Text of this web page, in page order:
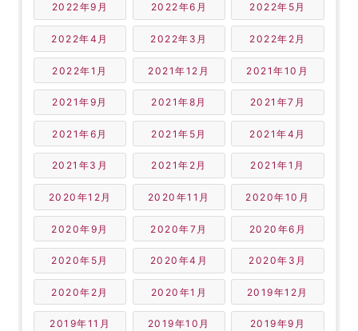
2022年9月 2022年6月 2022年5月
2022年4月 2022年3月 2022年2月
2022年1月 2021年12月 2021年10月
2021年9月 2021年8月 2021年7月
2021年6月 2021年5月 2021年4月
2021年3月 2021年2月 2021年1月
2020年12月 2020年11月 2020年10月
2020年9月 2020年7月 2020年6月
2020年5月 2020年4月 2020年3月
2020年2月 2020年1月 2019年12月
2019年11月 2019年10月 2019年9月